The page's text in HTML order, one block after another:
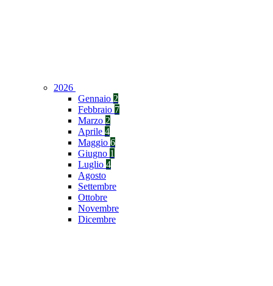
2026
Gennaio 2
Febbraio 7
Marzo 2
Aprile 4
Maggio 6
Giugno 1
Luglio 4
Agosto
Settembre
Ottobre
Novembre
Dicembre